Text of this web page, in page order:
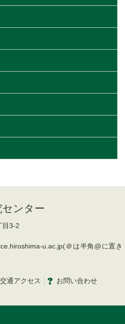
センター
目3-2
u.ac.jp(＠は半角@に置き
交通アクセス お問い合わせ